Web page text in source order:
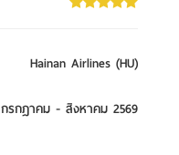
Hainan Airlines (HU)
กรกฎาคม - สิงหาคม 2569